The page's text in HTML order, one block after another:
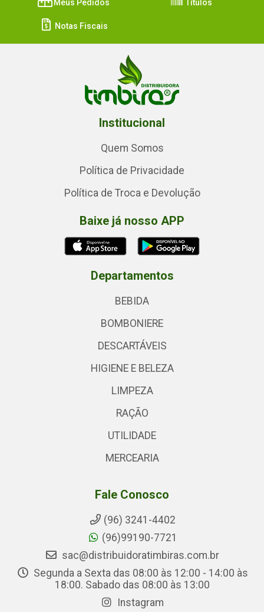
Meus Pedidos Títulos
Notas Fiscais
Institucional
Quem Somos
Política de Privacidade
Política de Troca e Devolução
Baixe já nosso APP
Departamentos
BEBIDA
BOMBONIERE
DESCARTÁVEIS
HIGIENE E BELEZA
LIMPEZA
RAÇÃO
UTILIDADE
MERCEARIA
Fale Conosco
(96) 3241-4402
(96)99190-7721
sac@distribuidoratimbiras.com.br
Segunda a Sexta das 08:00 às 12:00 - 14:00 às
18:00. Sabado das 08:00 às 13:00
Instagram